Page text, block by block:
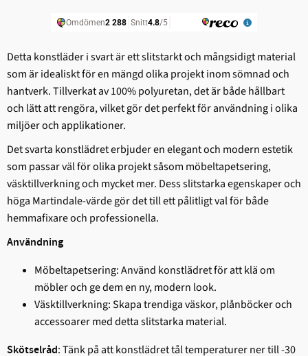
Detta konstläder i svart är ett slitstarkt och mångsidigt material
som är idealiskt för en mängd olika projekt inom sömnad och
hantverk. Tillverkat av 100% polyuretan, det är både hållbart
och lätt att rengöra, vilket gör det perfekt för användning i olika
miljöer och applikationer.
Det svarta konstlädret erbjuder en elegant och modern estetik
som passar väl för olika projekt såsom möbeltapetsering,
väsktillverkning och mycket mer. Dess slitstarka egenskaper och
höga Martindale-värde gör det till ett pålitligt val för både
hemmafixare och professionella.
Användning
Möbeltapetsering: Använd konstlädret för att klä om
möbler och ge dem en ny, modern look.
Väsktillverkning: Skapa trendiga väskor, plånböcker och
accessoarer med detta slitstarka material.
Skötselråd: Tänk på att konstlädret tål temperaturer ner till -30